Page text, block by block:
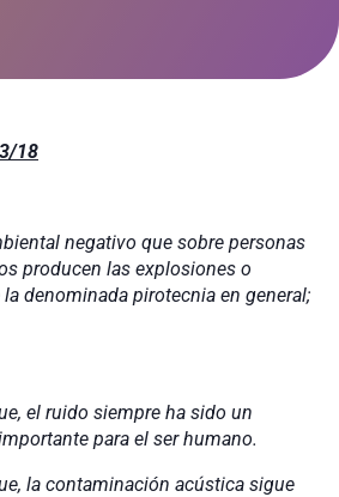
18
negativo que sobre personas
producen las explosiones o
denominada pirotecnia en general;
el ruido siempre ha sido un
para el ser humano.
acústica sigue